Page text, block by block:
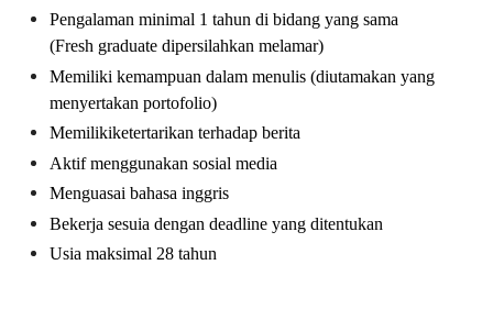
Pengalaman minimal 1 tahun di bidang yang sama
(Fresh graduate dipersilahkan melamar)
Memiliki kemampuan dalam menulis (diutamakan yang
menyertakan portofolio)
Memilikiketertarikan terhadap berita
Aktif menggunakan sosial media
Menguasai bahasa inggris
Bekerja sesuia dengan deadline yang ditentukan
Usia maksimal 28 tahun